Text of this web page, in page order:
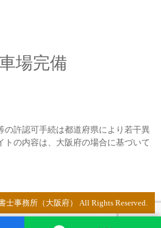
場完備
の許認可手続は都道府県により若干異
トの内容は、大阪府の場合に基づいて
士事務所（大阪府） All Rights Reserved.